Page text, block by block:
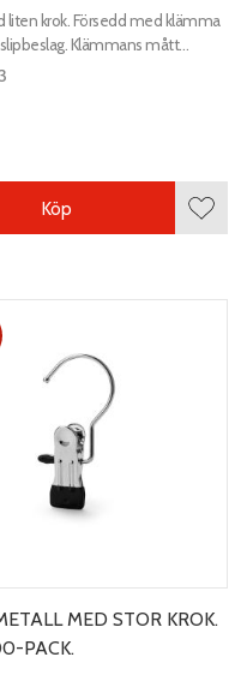
liten krok. Försedd med klämma
Klämmans mått
Lägg
Köp
MED STOR KROK.
PACK.